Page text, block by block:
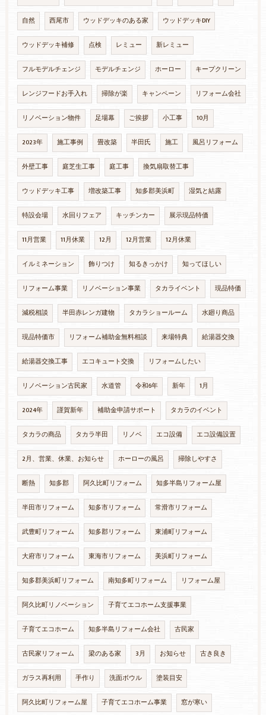
自然 西尾市 ウッドデッキのある家 ウッドデッキDIY
ウッドデッキ補修 点検 レミュー 新レミュー
フルモデルチェンジ モデルチェンジ ホーロー キープクリーン
レンジフードお手入れ 掃除が楽 キャンペーン リフォーム会社
リノベーション物件 足場幕 ご挨拶 小工事 10月
2023年 施工事例 畳改築 半田氏 施工 風呂リフォーム
外壁工事 庭芝生工事 庭工事 換気扇取替工事
ウッドデッキ工事 増改築工事 知多郡美浜町 湿気と結露
特設会場 水回りフェア キッチンカー 展示現品特価
11月営業 11月休業 12月 12月営業 12月休業
イルミネーション 飾りつけ 知るきっかけ 知ってほしい
リフォーム事業 リノベーション事業 タカライベント 現品特価
減税相談 半田赤レンガ建物 タカラショールーム 水廻り商品
現品特価市 リフォーム補助金無料相談 来場特典 給湯器交換
給湯器交換工事 エコキュート交換 リフォームしたい
リノベーション古民家 水道管 令和6年 新年 1月
2024年 謹賀新年 補助金申請サポート タカラのイベント
タカラの商品 タカラ半田 リノベ エコ設備 エコ設備設置
2月、営業、休業、お知らせ ホーローの風呂 掃除しやすさ
断熱 知多郡 阿久比町リフォーム 知多半島リフォーム屋
半田市リフォーム 知多市リフォーム 常滑市リフォーム
武豊町リフォーム 知多郡リフォーム 東浦町リフォーム
大府市リフォーム 東海市リフォーム 美浜町リフォーム
知多郡美浜町リフォーム 南知多町リフォーム リフォーム屋
阿久比町リノベーション 子育てエコホーム支援事業
子育てエコホーム 知多半島リフォーム会社 古民家
古民家リフォーム 梁のある家 3月 お知らせ 古き良き
ガラス再利用 手作り 洗面ボウル 塗装目安
阿久比町リフォーム屋 子育てエコホーム事業 窓が寒い